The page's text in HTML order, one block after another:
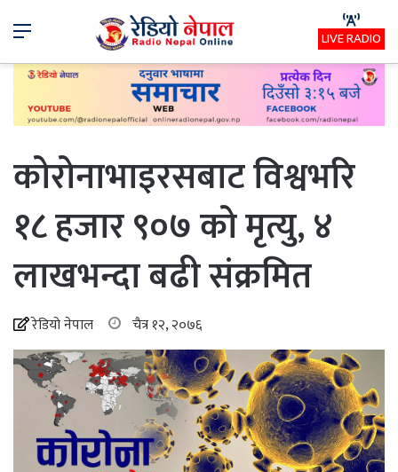
Menu LIVE RADIO
कोरोनाभाइरसबाट विश्वभरि
१८ हजार ९०७ को मृत्यु, ४
लाखभन्दा बढी संक्रमित
रेडियो नेपाल चैत्र १२, २०७६